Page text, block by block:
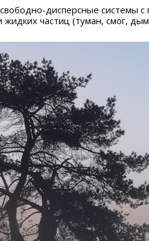
дисперсные системы
частиц (туман, смог,